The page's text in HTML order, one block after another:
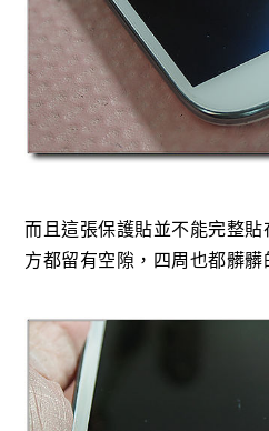
而且這張保護貼並不能完整
方都留有空隙，四周也都髒髒